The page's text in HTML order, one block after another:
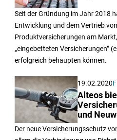
Seit der Gründung im Jahr 2018
Entwicklung und dem Vertrieb
Produktversicherungen am
„eingebetteten Versicherungen”
erfolgreich behaupten können.
19.02.2020
Alteos
und
Der neue Versicherungsschutz